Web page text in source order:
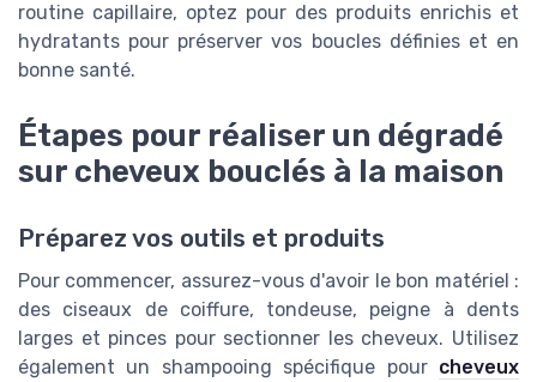
routine capillaire, optez pour des produits enrichis et
hydratants pour préserver vos boucles définies et en
bonne santé.
Étapes pour réaliser un dégradé
sur cheveux bouclés à la maison
Préparez vos outils et produits
Pour commencer, assurez-vous d'avoir le bon matériel :
des ciseaux de coiffure, tondeuse, peigne à dents
larges et pinces pour sectionner les cheveux. Utilisez
également un shampooing spécifique pour cheveux